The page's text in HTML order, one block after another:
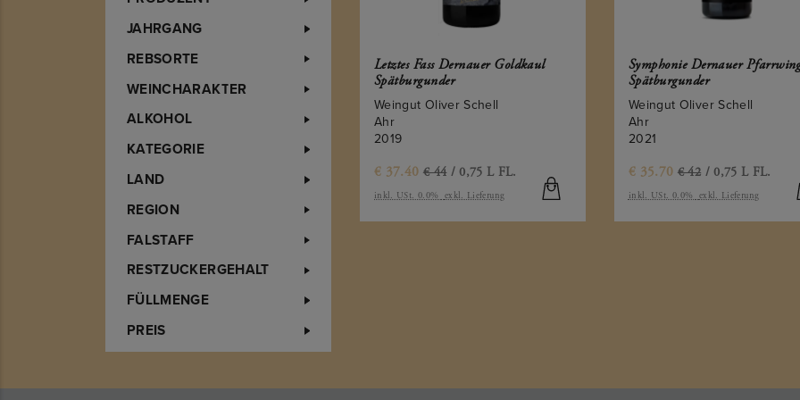
Douro
Elgin
Paarl
Stellenbosch
Mendoza
Istrien
Venetien
Provence
JAHRGANG
REBSORTE
WEINCHARAKTER
ALKOHOL
KATEGORIE
LAND
REGION
FALSTAFF
RESTZUCKERGEHALT
FÜLLMENGE
PREIS
Letztes Fass Dernauer Goldkaul
Spätburgunder
Weingut Oliver Schell
Ahr
2019
€ 37.40 € 44 / 0,75 L FL.
inkl. USt. 0.0% exkl. Lieferung
Symphonie Dernauer
Spätburgunder
Weingut Oliver Schell
Ahr
2021
€ 35.70 € 42 / 0,75 L FL.
inkl. USt. 0.0% exkl. Lieferung